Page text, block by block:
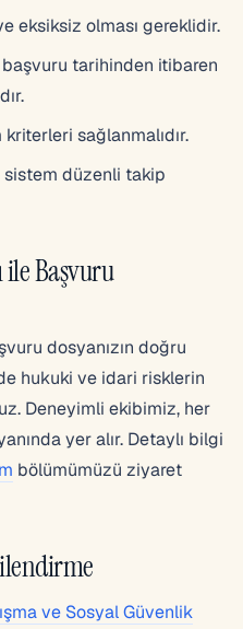
eksiksiz olması gereklidir.
tarihinden itibaren
sağlanmalıdır.
düzenli takip
ile Başvuru
dosyanızın doğru
hukuki ve idari risklerin
Deneyimli ekibimiz, her
yer alır. Detaylı bilgi
bölümümüzü ziyaret
ve Sosyal Güvenlik